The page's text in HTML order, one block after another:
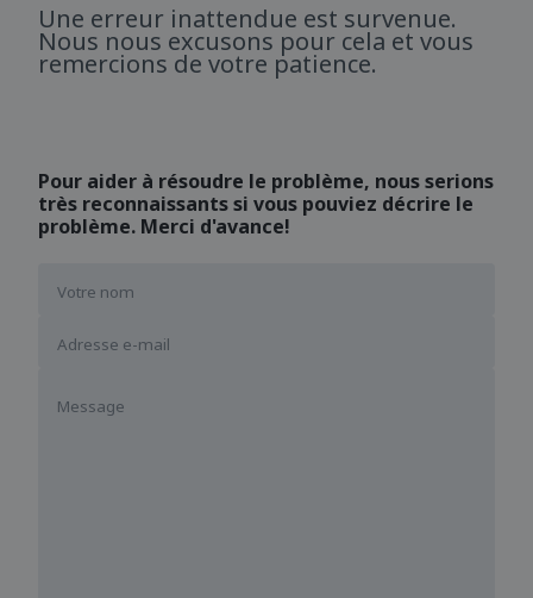
Une erreur inattendue est survenue.
Nous nous excusons pour cela et vous
remercions de votre patience.
Pour aider à résoudre le problème, nous serions
très reconnaissants si vous pouviez décrire le
problème. Merci d'avance!